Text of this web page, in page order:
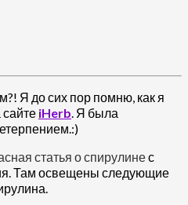
Я до сих пор помню, как я
iHerb. Я была
статья о спирулинес
Там освещены следующие